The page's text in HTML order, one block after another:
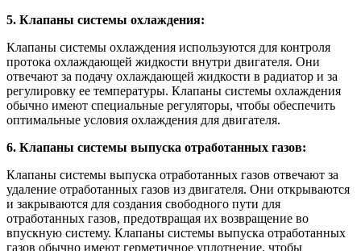
5. Клапаны системы охлаждения:
Клапаны системы охлаждения используются для контроля
протока охлаждающей жидкости внутри двигателя. Они
отвечают за подачу охлаждающей жидкости в радиатор и за
регулировку ее температуры. Клапаны системы охлаждения
обычно имеют специальные регуляторы, чтобы обеспечить
оптимальные условия охлаждения для двигателя.
6. Клапаны системы выпуска отработанных газов:
Клапаны системы выпуска отработанных газов отвечают за
удаление отработанных газов из двигателя. Они открываются
и закрываются для создания свободного пути для
отработанных газов, предотвращая их возвращение во
впускную систему. Клапаны системы выпуска отработанных
газов обычно имеют герметичное уплотнение, чтобы